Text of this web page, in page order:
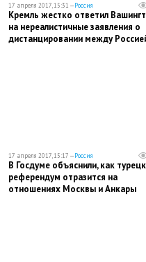
17 апреля 2017, 15:31 —Россия
Кремль жестко ответил
на нереалистичные заявления о
дистанцировании между
17 апреля 2017, 15:17 —Россия
В Госдуме объяснили, как
референдум отразится на
отношениях Москвы и Анкары